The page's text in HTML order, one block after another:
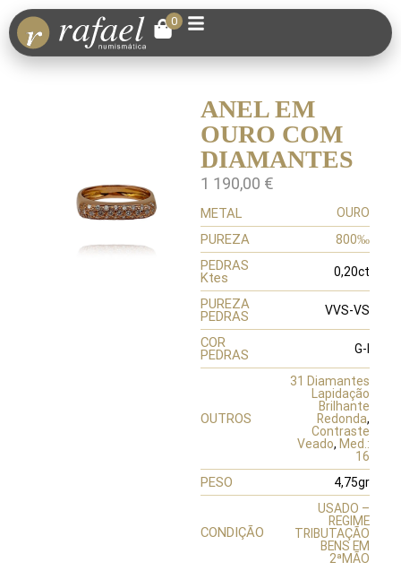
0
ANEL EM
OURO COM
DIAMANTES
1 190,00 €
METAL OURO
PUREZA 800‰
PEDRAS
Ktes 0,20ct
PUREZA
PEDRAS VVS-VS
COR
PEDRAS G-I
OUTROS
31 Diamantes
Lapidação
Brilhante
Redonda,
Contraste
Veado, Med.:
16
PESO 4,75gr
CONDIÇÃO
USADO –
REGIME
TRIBUTAÇÃO
BENS EM
2ªMÃO